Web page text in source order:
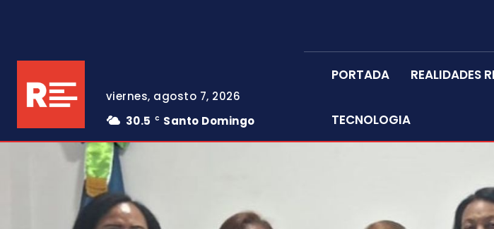
viernes, agosto 7, 2026
30.5
C Santo Domingo
PORTADA REALIDADES
TECNOLOGIA